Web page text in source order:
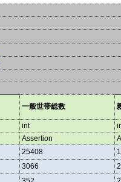
一般世帯総数
int
Assertion
25408
3066